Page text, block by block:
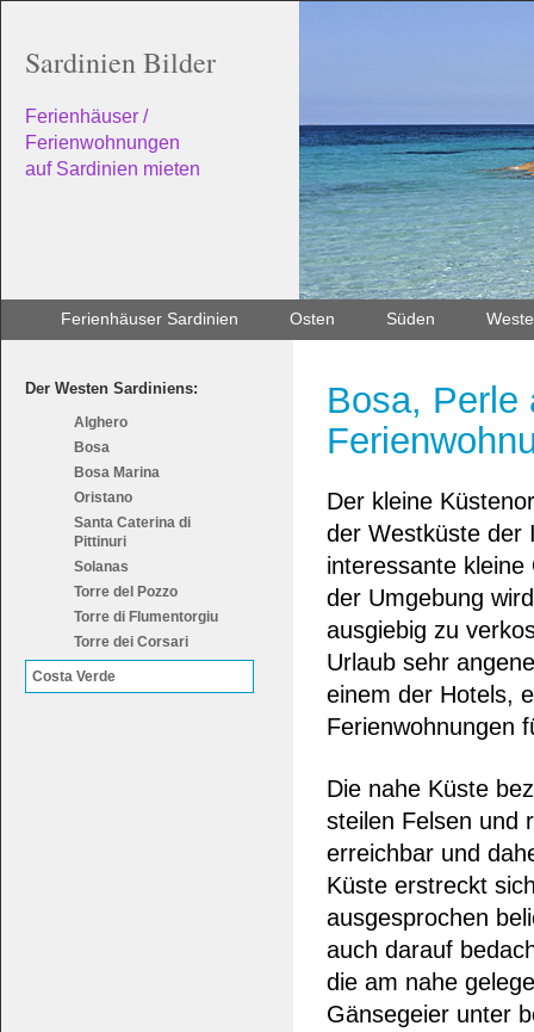
Sardinien Bilder
Ferienhäuser /
Ferienwohnungen
auf Sardinien mieten
Ferienhäuser Sardinien Osten Süden
Der Westen Sardiniens:
Alghero
Bosa
Bosa Marina
Oristano
Santa Caterina di
Pittinuri
Solanas
Torre del Pozzo
Torre di Flumentorgiu
Torre dei Corsari
Costa Verde
Bosa, Perle
Der kleine
der Westküste der
interessante
der Umgebung
ausgiebig zu
Urlaub sehr
einem der Hotels,
Ferienwohnungen
Die nahe Küste
steilen Felsen und
erreichbar und
Küste erstreckt
ausgesprochen
auch darauf
die am nahe
Gänsegeier unter